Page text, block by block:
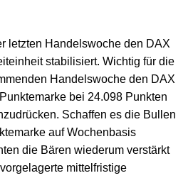
letzten Handelswoche den DAX
stabilisiert. Wichtig für die
Handelswoche den DAX
bei 24.098 Punkten
Schaffen es die Bullen
auf Wochenbasis
die Bären wiederum verstärkt
mittelfristige